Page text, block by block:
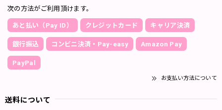
次の方法がご利用頂けます。
あと払い（Pay ID） クレジットカード キャリア決済
銀行振込 コンビニ決済・Pay-easy Amazon Pay
PayPal
お支払い方法について
送料について